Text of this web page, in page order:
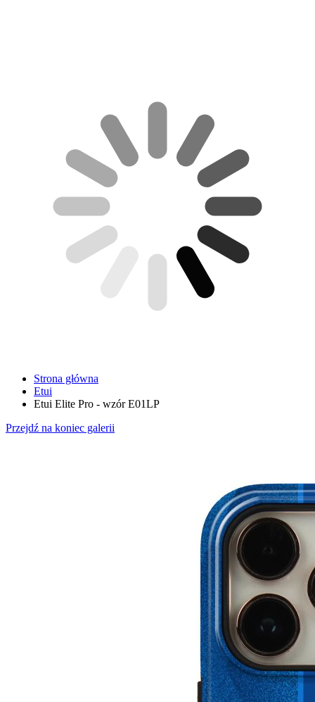
Strona główna
Etui
Etui Elite Pro - wzór E01LP
Przejdź na koniec galerii